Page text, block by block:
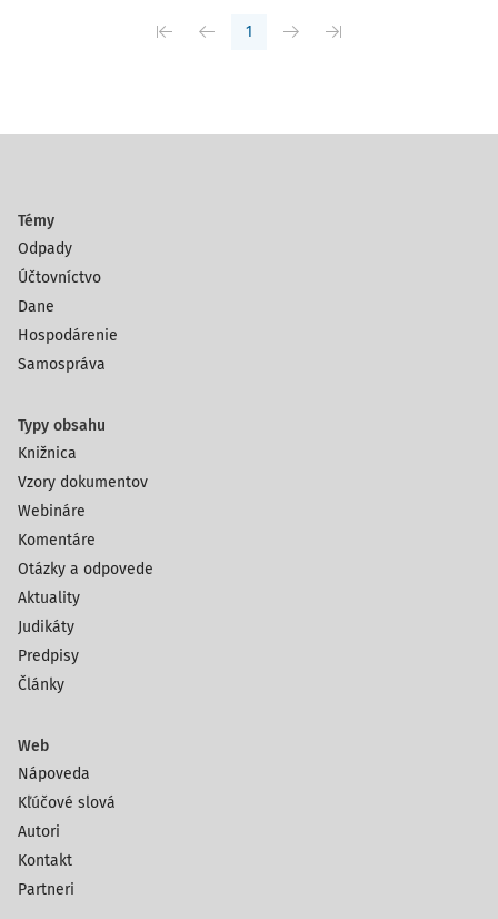
1
Témy
Odpady
Účtovníctvo
Dane
Hospodárenie
Samospráva
Typy obsahu
Knižnica
Vzory dokumentov
Webináre
Komentáre
Otázky a odpovede
Aktuality
Judikáty
Predpisy
Články
Web
Nápoveda
Kľúčové slová
Autori
Kontakt
Partneri